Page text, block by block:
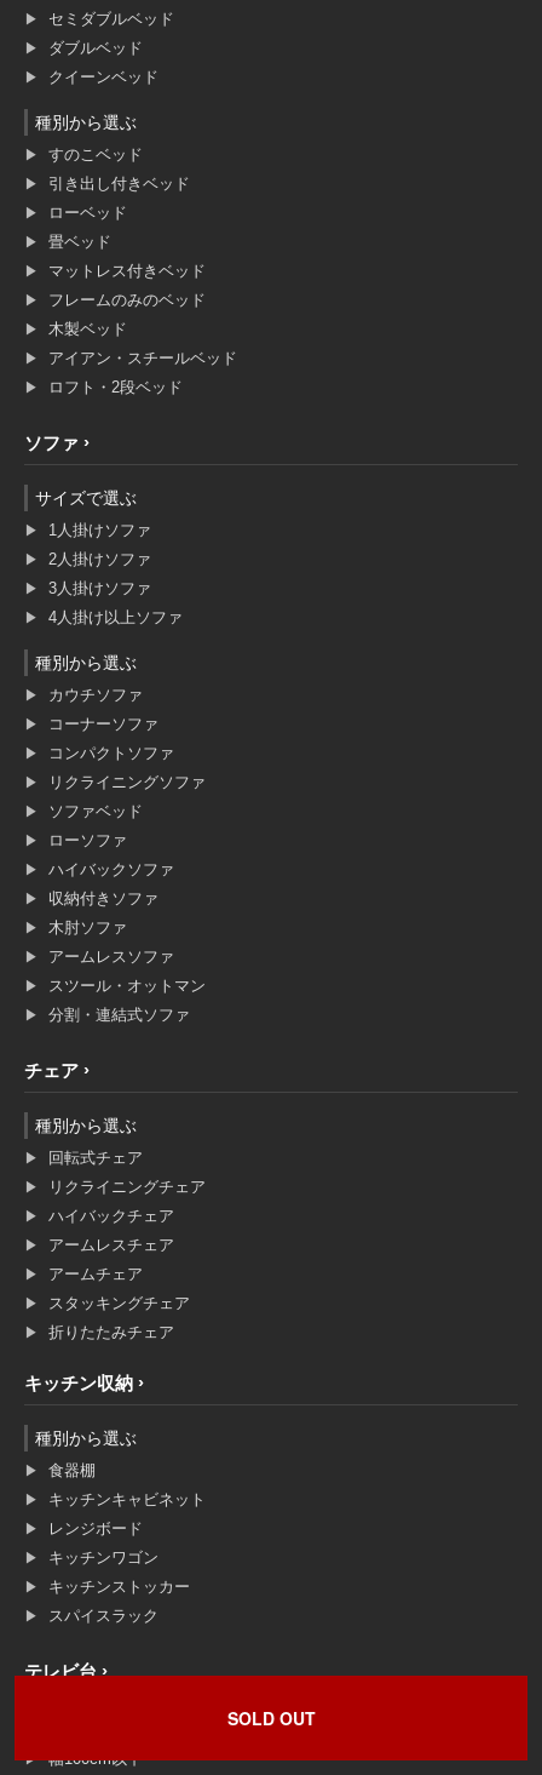
SOLD OUT
セミダブルベッド
ダブルベッド
クイーンベッド
種別から選ぶ
すのこベッド
引き出し付きベッド
ローベッド
畳ベッド
マットレス付きベッド
フレームのみのベッド
木製ベッド
アイアン・スチールベッド
ロフト・2段ベッド
ソファ
サイズで選ぶ
1人掛けソファ
2人掛けソファ
3人掛けソファ
4人掛け以上ソファ
種別から選ぶ
カウチソファ
コーナーソファ
コンパクトソファ
リクライニングソファ
ソファベッド
ローソファ
ハイバックソファ
収納付きソファ
木肘ソファ
アームレスソファ
スツール・オットマン
分割・連結式ソファ
チェア
種別から選ぶ
回転式チェア
リクライニングチェア
ハイバックチェア
アームレスチェア
アームチェア
スタッキングチェア
折りたたみチェア
キッチン収納
種別から選ぶ
食器棚
キッチンキャビネット
レンジボード
キッチンワゴン
キッチンストッカー
スパイスラック
テレビ台
幅100cm以下